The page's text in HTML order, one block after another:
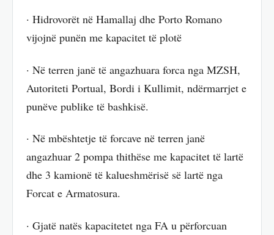
· Hidrovorët në Hamallaj dhe Porto Romano
vijojnë punën me kapacitet të plotë
· Në terren janë të angazhuara forca nga MZSH,
Autoriteti Portual, Bordi i Kullimit, ndërmarrjet e
punëve publike të bashkisë.
· Në mbështetje të forcave në terren janë
angazhuar 2 pompa thithëse me kapacitet të lartë
dhe 3 kamionë të kalueshmërisë së lartë nga
Forcat e Armatosura.
· Gjatë natës kapacitetet nga FA u përforcuan